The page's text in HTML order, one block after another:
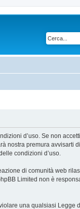
d’uso. Se non
nostra premura avvisarti
condizioni d’uso.
di comunità web
Limited non è
una qualsiasi Legge